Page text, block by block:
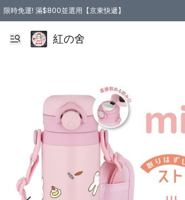
限時免運! 滿$800並選用【京東快遞】
紅の舍